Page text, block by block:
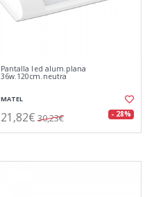
Pantalla led alum.plana
36w.120cm.neutra
MATEL
21,82€ 30,23€ - 28%